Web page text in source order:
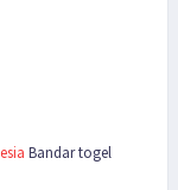
Bandar togel